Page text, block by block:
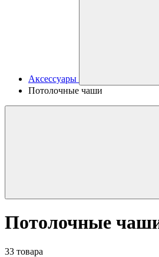
Аксессуары
Потолочные чаши
Потолочные
33 товара